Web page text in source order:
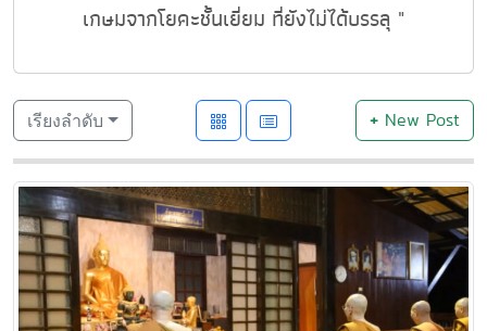
เกษมจากโยคะชั้นเยี่ยม ที่ยังไม่ได้บรรลุ "
เรียงลำดับ +New Post